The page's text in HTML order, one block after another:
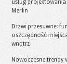
usług
Merlin
Drzwi przesuwne:
oszczędność
wnętrz
Nowoczesne trendy